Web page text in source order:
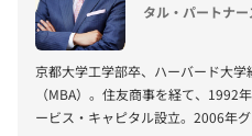
タル・パートナ
京都大学工学部卒、ハーバード大
（MBA）。住友商事を経て、1992
ービス・キャピタル設立。2006年